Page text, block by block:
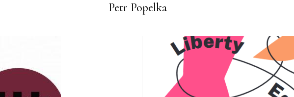
Petr Popelka